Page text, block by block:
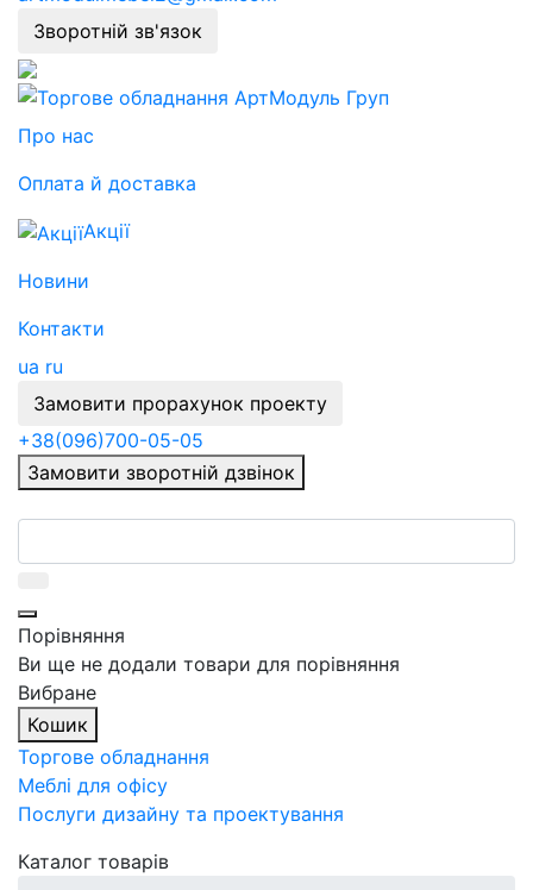
Зворотній зв'язок
Про нас
Оплата й доставка
Акції
Новини
Контакти
ua ru
Замовити прорахунок проекту
+38(096)700-05-05
Замовити зворотній дзвінок
Порівняння
Ви ще не додали товари для порівняння
Вибране
Кошик
Торгове обладнання
Меблі для офісу
Послуги дизайну та проектування
Каталог товарів